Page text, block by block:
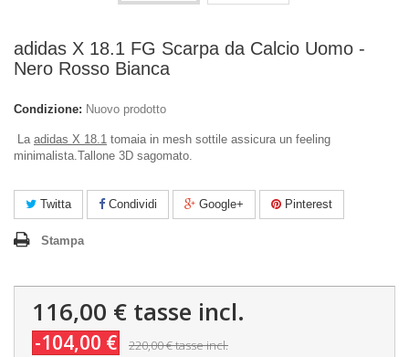
adidas X 18.1 FG Scarpa da Calcio Uomo -
Nero Rosso Bianca
Condizione: Nuovo prodotto
La adidas X 18.1 tomaia in mesh sottile assicura un feeling
minimalista.Tallone 3D sagomato.
Twitta Condividi Google+ Pinterest
Stampa
116,00 € tasse incl.
-104,00 € 220,00 €tasse incl.